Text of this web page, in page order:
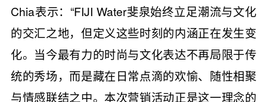
Chia表示：“FIJI Water斐泉始终立足潮流与文化
的交汇之地，但定义这些时刻的内涵正在发生变
化。当今最有力的时尚与文化表达不再局限于传
统的秀场，而是藏在日常点滴的欢愉、随性相聚
与情感联结之中。本次营销活动正是这一理念的